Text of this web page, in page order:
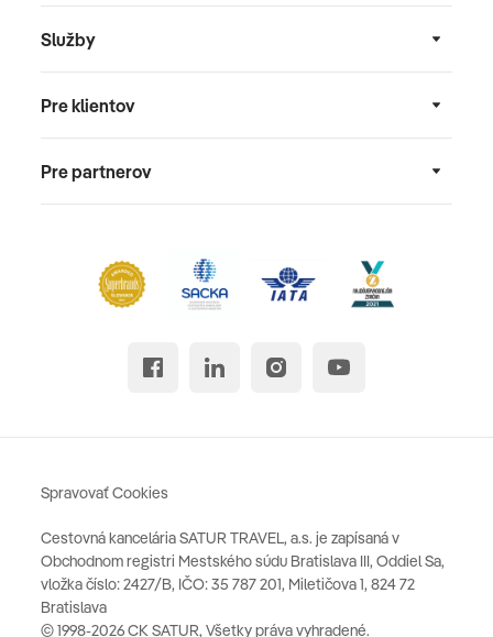
Služby
Pre klientov
Pre partnerov
Cestovná kancelária SATUR TRAVEL, a.s. je zapísaná v
Obchodnom registri Mestského súdu Bratislava III, Oddiel Sa,
vložka číslo: 2427/B, IČO: 35 787 201, Miletičova 1, 824 72
Bratislava
© 1998-2026 CK SATUR, Všetky práva vyhradené.
Spravovať Cookies